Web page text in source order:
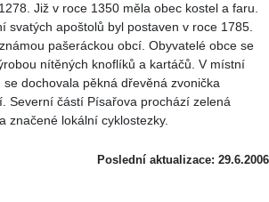
Již v roce 1350 měla obec kostel a faru.
svatých apoštolů byl postaven v roce 1785.
pašeráckou obcí. Obyvatelé obce se
nítěných knoflíků a kartáčů. V místní
dochovala pěkná dřevěná zvonička
Severní částí Písařova prochází zelená
značené lokální cyklostezky.
Poslední aktualizace: 29.6.2006